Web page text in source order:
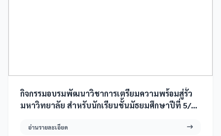
กิจกรรมอบรมพัฒนาวิชาการเตรียมความพร้อมสู่รั้ว
มหาวิทยาลัย สำหรับนักเรียนชั้นมัธยมศึกษาปีที่ 5/10
อ่านรายละเอียด